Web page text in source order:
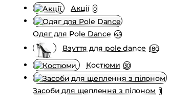
Акції 0
Одяг для Pole Dance 45
Взуття для pole dance 180
Костюми 30
Засоби для щеплення з пілоном 1